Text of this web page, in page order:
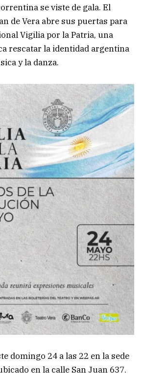
se viste de gala. El
de Vera abre sus puertas para
Vigilia por la Patria, una
rescatar la identidad argentina
y la danza.
domingo 24 a las 22 en la sede
en la calle San Juan 637.